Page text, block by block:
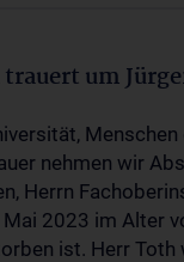
um
Menschen
nehmen wir
Herrn
2023 im Alter
ist. Herr Toth